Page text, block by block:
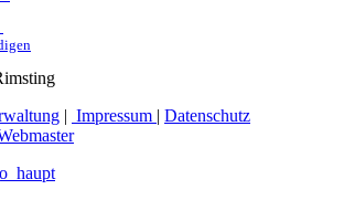
| Impressum | Datenschutz